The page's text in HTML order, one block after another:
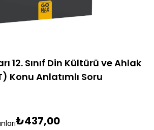
12. Sınıf Din Kültürü ve Ahlak
Konu Anlatımlı Soru
₺437,00